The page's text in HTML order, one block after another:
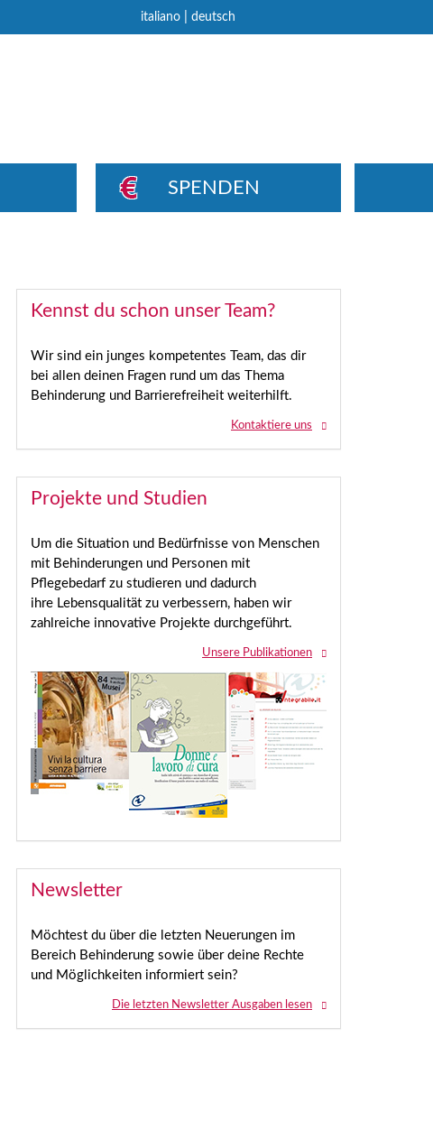
italiano| deutsch
SPENDEN
Kennst du schon unser Team?
Wir sind ein junges kompetentes Team, das dir
bei allen deinen Fragen rund um das Thema
Behinderung und Barrierefreiheit weiterhilft.
Kontaktiere uns
Projekte und Studien
Um die Situation und Bedürfnisse von Menschen
mit Behinderungen und Personen mit
Pflegebedarf zu studieren und dadurch
ihre Lebensqualität zu verbessern, haben wir
zahlreiche innovative Projekte durchgeführt.
Unsere Publikationen
Newsletter
Möchtest du über die letzten Neuerungen im
Bereich Behinderung sowie über deine Rechte
und Möglichkeiten informiert sein?
Die letzten Newsletter Ausgaben lesen